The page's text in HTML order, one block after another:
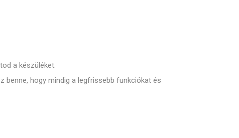
a készüléket.
benne, hogy mindig a legfrissebb funkciókat és